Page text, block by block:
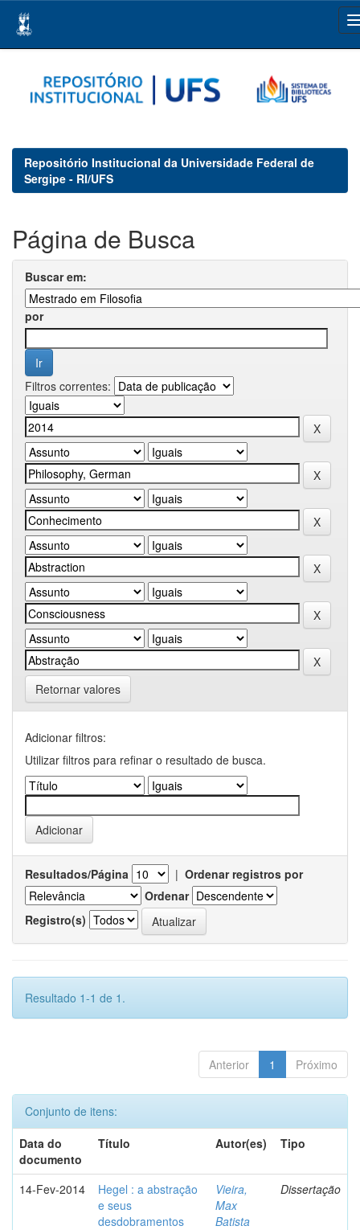
navigation
Repositório Institucional da Universidade Federal de
Sergipe - RI/UFS
Página de Busca
Buscar em:
por
Filtros correntes:
Retornar valores
Adicionar filtros:
Utilizar filtros para refinar o resultado de busca.
Resultados/Página | Ordenar registros por
Ordenar
Registro(s)
Resultado 1-1 de 1.
Anterior 1 Próximo
Conjunto de itens:
Data do
documento
Título Autor(es) Tipo
14-Fev-2014
Hegel : a abstração
e seus
desdobramentos
Vieira,
Max
Batista
Dissertação